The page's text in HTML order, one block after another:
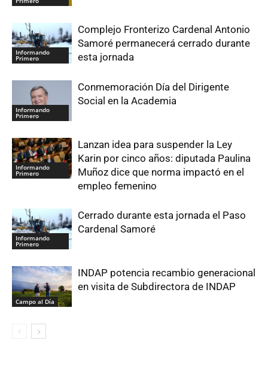
Informando
Primero
Complejo Fronterizo Cardenal Antonio
Samoré permanecerá cerrado durante
esta jornada
Informando
Primero
Conmemoración Día del Dirigente
Social en la Academia
Informando
Primero
Lanzan idea para suspender la Ley
Karin por cinco años: diputada Paulina
Muñoz dice que norma impactó en el
empleo femenino
Informando
Primero
Cerrado durante esta jornada el Paso
Cardenal Samoré
Campo al Día
INDAP potencia recambio generacional
en visita de Subdirectora de INDAP